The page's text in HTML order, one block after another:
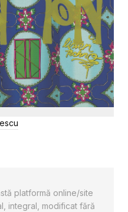
platformă online/site
integral, modificat fără